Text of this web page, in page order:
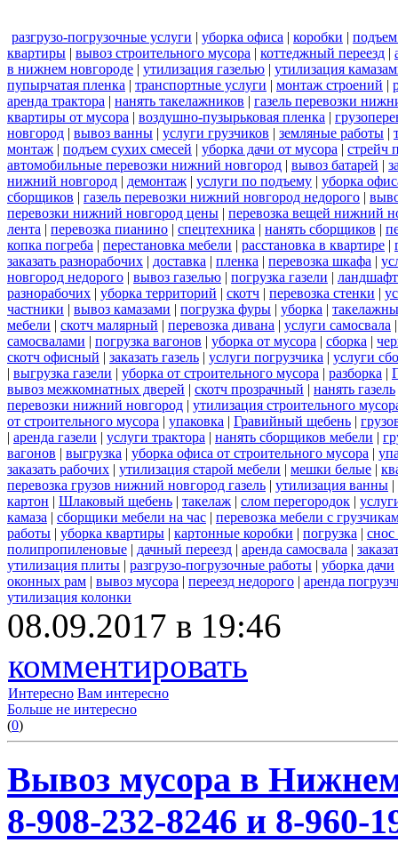
разгрузо-погрузочные услуги | уборка офиса | коробки |
квартиры | вывоз строительного мусора | коттеджный переезд |
в нижнем новгороде | утилизация газелью | утилизация
пупырчатая пленка | транспортные услуги | монтаж строений |
аренда трактора | нанять такелажников | газель перевозки
квартиры от мусора | воздушно-пузырьковая пленка |
новгород | вывоз ванны | услуги грузчиков | земляные работы |
монтаж | подъем сухих смесей | уборка дачи от мусора | стрейч
автомобильные перевозки нижний новгород | вывоз батарей |
нижний новгород | демонтаж | услуги по подъему | уборка
сборщиков | газель перевозки нижний новгород недорого |
перевозки нижний новгород цены | перевозка вещей нижний
лента | перевозка пианино | спецтехника | нанять сборщиков |
копка погреба | перестановка мебели | расстановка в квартире |
заказать разнорабочих | доставка | пленка | перевозка шкафа |
новгород недорого | вывоз газелью | погрузка газели |
разнорабочих | уборка территорий | скотч | перевозка стенки |
частники | вывоз камазами | погрузка фуры | уборка |
мебели | скотч малярный | перевозка дивана | услуги самосвала
самосвалами | погрузка вагонов | уборка от мусора | сборка |
скотч офисный | заказать газель | услуги погрузчика | услуги
| выгрузка газели | уборка от строительного мусора | разборка |
вывоз межкомнатных дверей | скотч прозрачный | нанять газель
перевозки нижний новгород | утилизация строительного
от строительного мусора | упаковка | Гравийный щебень |
| аренда газели | услуги трактора | нанять сборщиков мебели |
вагонов | выгрузка | уборка офиса от строительного мусора |
заказать рабочих | утилизация старой мебели | мешки белые |
перевозка грузов нижний новгород газель | утилизация ванны |
картон | Шлаковый щебень | такелаж | слом перегородок |
камаза | сборщики мебели на час | перевозка мебели с
работы | уборка квартиры | картонные коробки | погрузка | снос
полипропиленовые | дачный переезд | аренда самосвала |
утилизация плиты | разгрузо-погрузочные работы | уборка дачи
оконных рам | вывоз мусора | переезд недорого | аренда
утилизация колонки
08.09.2017 в 19:46
комментировать
Интересно Вам интересно
Больше не интересно
(0)
Вывоз мусора в
8-908-232-8246 и 8-960-